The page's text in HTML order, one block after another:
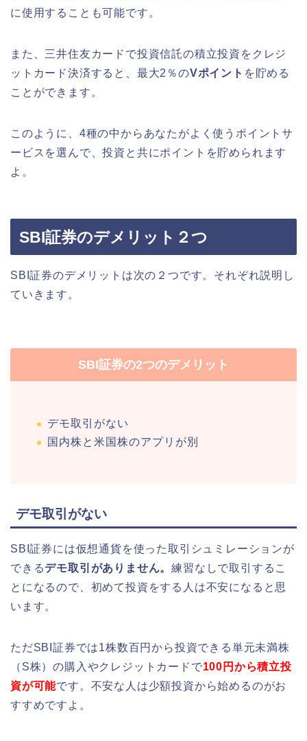
に使用することも可能です。
また、三井住友カードで投資信託の積立投資をクレジ
ットカード決済すると、最大2％のVポイント を貯める
ことができます。
このように、4種の中からあなたがよく使う ポイントサ
ービス を選んで、投資と共にポイントを貯められます
よ。
SBI証券のデメリット２つ
SBI証券のデメリットは次の２つです。それぞれ説明し
ていきます。
SBI証券の2つのデメリット
デモ取引がない
国内株と米国株のアプリが別
デモ取引がない
SBI証券には仮想通貨を使った取引シュミレーションが
できるデモ取引がありません。練習なしで取引するこ
とになるので、 初めて投資をする人は不安になると思
います。
ただSBI証券では1株数百円から投資できる単元未満株
（S株）の購入やクレジットカードで100円から積立投
資が可能です。不安な人は少額投資から始めるのがお
すすめですよ。